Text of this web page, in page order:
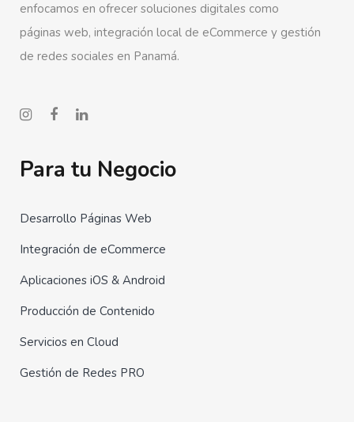
enfocamos en ofrecer soluciones digitales como
páginas web, integración local de eCommerce y gestión
de redes sociales en Panamá.
Para tu Negocio
Desarrollo Páginas Web
Integración de eCommerce
Aplicaciones iOS & Android
Producción de Contenido
Servicios en Cloud
Gestión de Redes PRO